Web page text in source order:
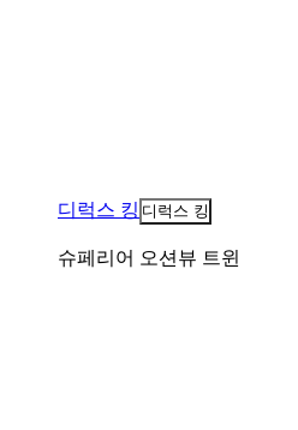
디럭스 킹 디럭스 킹
슈페리어 오션뷰 트윈